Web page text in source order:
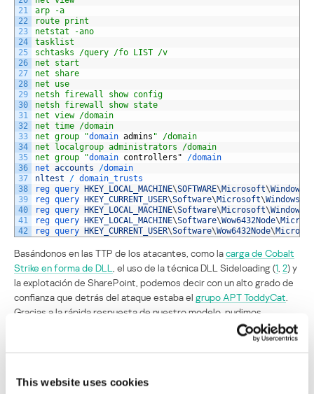
This website uses cookies
21
22
23
24
25
26
27
28
29
30
31
32
33
34
35
36
37
38
39
40
41
42
arp -a
route print
netstat -ano
tasklist
schtasks /query /fo LIST /v
net start
net share
net use
netsh firewall show config
netsh firewall show state
net view /domain
net time /domain
net group "domain admins " /domain
net localgroup administrators /domain
net group "domain controllers " /domain
net accounts /domain
nltest
/ domain_trusts
reg query HKEY_LOCAL_MACHINE\SOFTWARE\Microsoft\Windows
reg query HKEY_CURRENT_USER\Software\Microsoft\Windows
reg query HKEY_LOCAL_MACHINE\Software\Microsoft\Windows
reg query HKEY_LOCAL_MACHINE\Software\Wow6432Node\
reg query HKEY_CURRENT_USER\Software\Wow6432Node\
Basándonos en las TTP de los atacantes, como lacarga de Cobalt
Strike en forma de DLL, el uso de la técnica DLL Sideloading (1, 2) y
la explotación de SharePoint, podemos decir con un alto grado de
confianza que detrás del ataque estaba el grupo APT ToddyCat.
Gracias a la rápida respuesta de nuestro modelo, pudimos
reaccionar a tiempo y bloquear esta actividad, impidiendo que los
Incidente 2: infostealer disfrazado de